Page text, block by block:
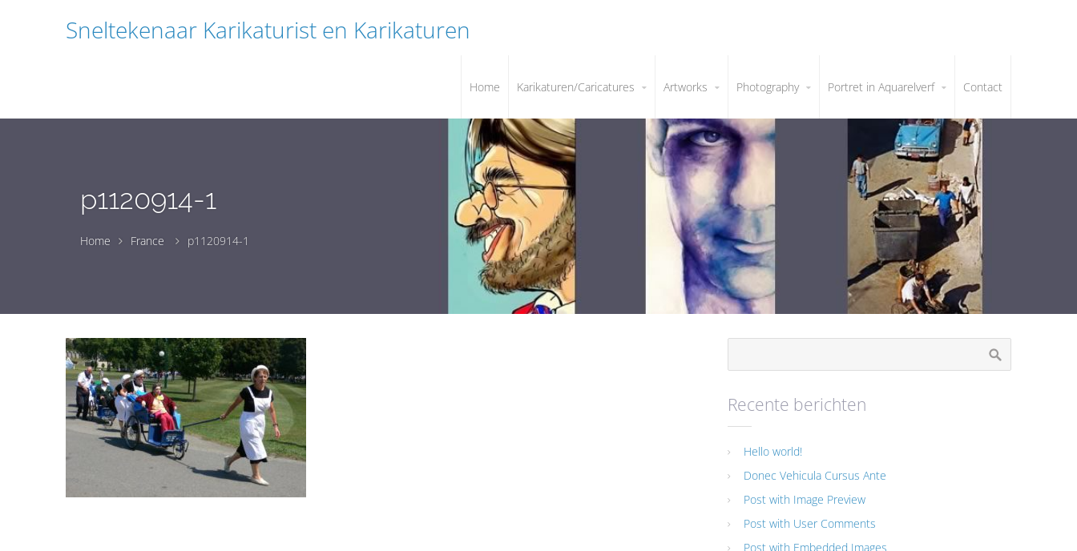
Sneltekenaar Karikaturist en Karikaturen
Home Karikaturen/Caricatures Artworks Photography Portret in Aquarelverf Contact
p1120914-1
Home France p1120914-1
Recente berichten
Hello world!
Donec Vehicula Cursus Ante
Post with Image Preview
Post with User Comments
Post with Embedded Images